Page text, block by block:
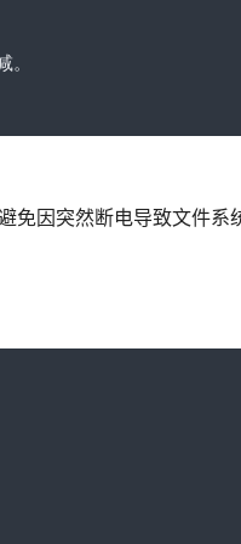
免因突然断电导致文件系